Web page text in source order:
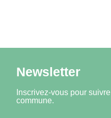
Newsletter
Inscrivez-vous pour
commune.